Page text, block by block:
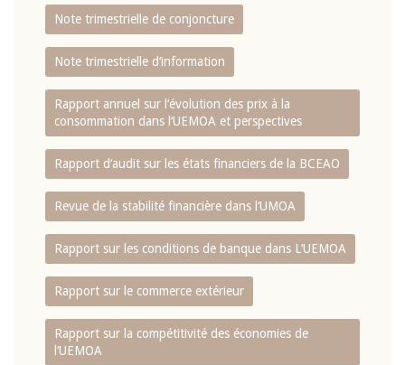
Note trimestrielle de conjoncture
Note trimestrielle d‘information
Rapport annuel sur l‘évolution des prix à la
consommation dans l‘UEMOA et perspectives
Rapport d‘audit sur les états financiers de la BCEAO
Revue de la stabilité financière dans l‘UMOA
Rapport sur les conditions de banque dans L‘UEMOA
Rapport sur le commerce extérieur
Rapport sur la compétitivité des économies de
l‘UEMOA